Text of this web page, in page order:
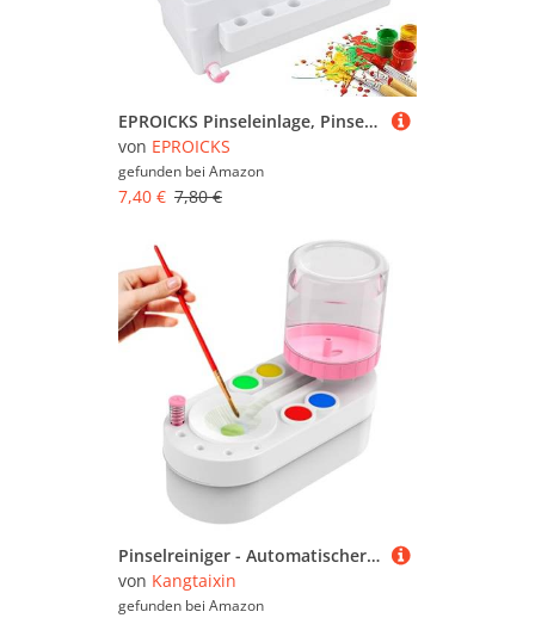
EPROICKS Pinseleinlage, Pinselreiniger, Brush Rinser Wasserkreislaufspüler, Süßwasser-Zyklus-Einsatz, Pinsel-Spüler für Acryl- und Farben auf Wasserbasis, Kompatibel mit Pelikan Pinsel
von EPROICKS
gefunden bei Amazon
7,40 € 7,80 €
Pinselreiniger - Automatischer Pinselreiniger – Bürstenspüler mit Fließendem Wasserkreislauf, Paint Brush Rinser für Acryl, Aquarell & Wasserbasierte Farben, Perfektes Künstlerwerkzeug,Rosa
von Kangtaixin
gefunden bei Amazon